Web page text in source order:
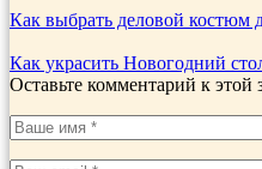
Как выбрать деловой костюм
Как украсить Новогодний
Оставьте комментарий к этой